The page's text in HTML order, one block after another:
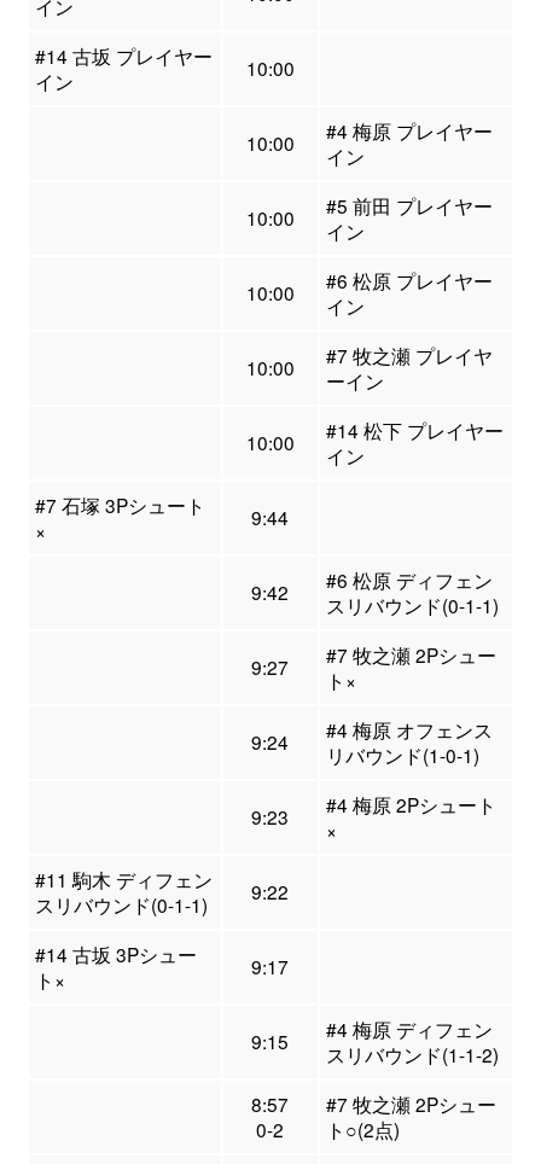
イン
#14 古坂 プレイヤー
イン
10:00
10:00
#4 梅原 プレイヤー
イン
10:00
#5 前田 プレイヤー
イン
10:00
#6 松原 プレイヤー
イン
10:00
#7 牧之瀬 プレイヤ
ーイン
10:00
#14 松下 プレイヤー
イン
#7 石塚 3Pシュート
×
9:44
9:42
#6 松原 ディフェン
スリバウンド(0-1-1)
9:27
#7 牧之瀬 2Pシュー
ト×
9:24
#4 梅原 オフェンス
リバウンド(1-0-1)
9:23
#4 梅原 2Pシュート
×
#11 駒木 ディフェン
スリバウンド(0-1-1)
9:22
#14 古坂 3Pシュー
ト×
9:17
9:15
#4 梅原 ディフェン
スリバウンド(1-1-2)
8:57
0-2
#7 牧之瀬 2Pシュー
ト○(2点)